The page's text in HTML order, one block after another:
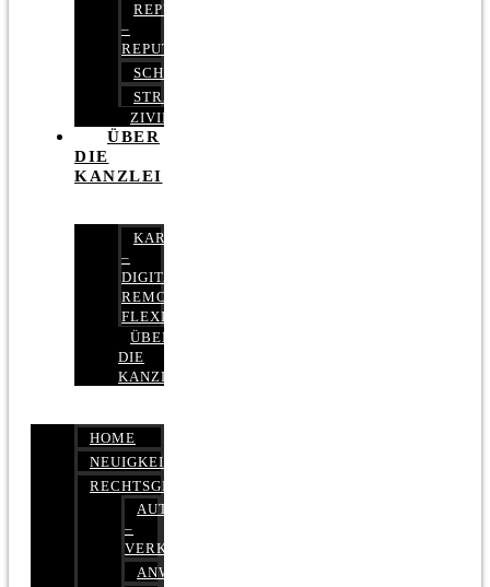
REPUTATIONSRECHT
–
REPUTATIONSMANAGEMENT
SCHUFARECHT
STRAFRECHT
ZIVILRECHT
ÜBER
DIE
KANZLEI
KARRIERE
–
DIGITAL,
REMOTE,
FLEXIBEL
ÜBER
DIE
KANZLEI
HOME
NEUIGKEITEN
RECHTSGEBIETE
AUTOBETRUG
–
VERKEHRSRECHT
ANWALTSHAFTUNGSRECHT